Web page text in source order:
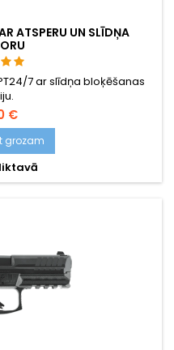
ATSPERU UN SLĪDŅA
7 ar slīdņa bloķēšanas
€
grozam